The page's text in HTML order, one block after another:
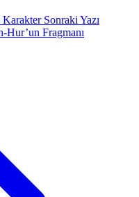
Karakter Sonraki Yazı
Hur’un Fragmanı